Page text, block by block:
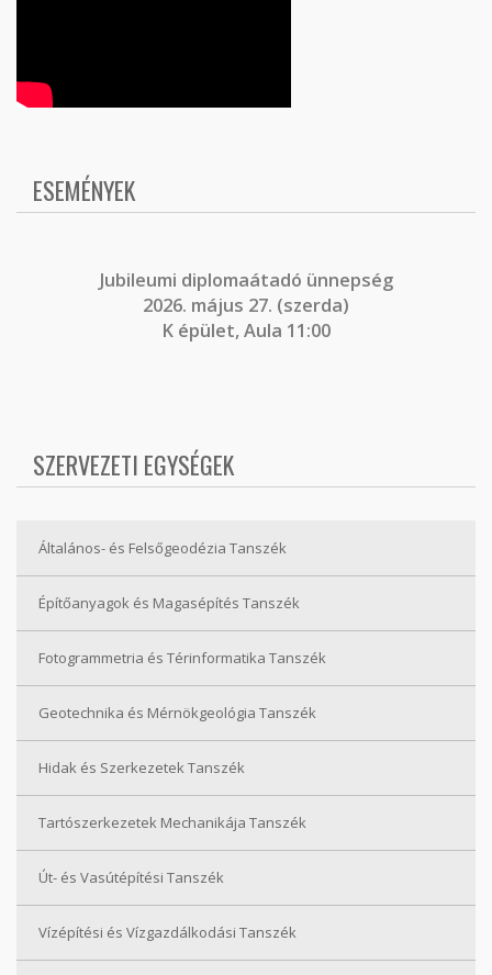
ESEMÉNYEK
Jubileumi diplomaátadó ünnepség
2026. május 27. (szerda)
K épület, Aula 11:00
SZERVEZETI EGYSÉGEK
Általános- és Felsőgeodézia Tanszék
Építőanyagok és Magasépítés Tanszék
Fotogrammetria és Térinformatika Tanszék
Geotechnika és Mérnökgeológia Tanszék
Hidak és Szerkezetek Tanszék
Tartószerkezetek Mechanikája Tanszék
Út- és Vasútépítési Tanszék
Vízépítési és Vízgazdálkodási Tanszék